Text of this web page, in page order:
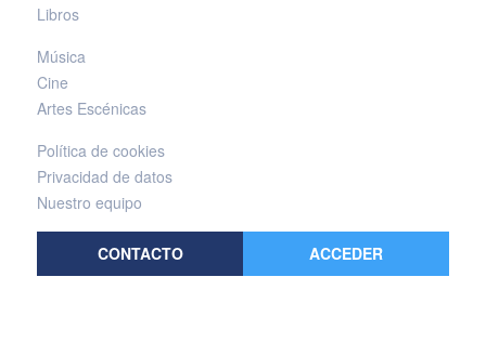
Libros
Música
Cine
Artes Escénicas
Política de cookies
Privacidad de datos
Nuestro equipo
CONTACTO ACCEDER